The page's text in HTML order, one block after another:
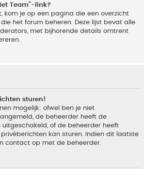
Team"-link?
kom je op een pagina die een overzicht
het forum beheren. Deze lijst bevat alle
met bijhorende details omtrent
sturen!
mogelijk: ofwel ben je niet
de beheerder heeft de
of de beheerder heeft
kan sturen. Indien dit laatste
contact op met de beheerder.